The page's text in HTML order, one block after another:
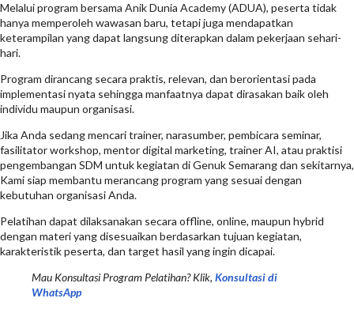
Melalui program bersama Anik Dunia Academy (ADUA), peserta tidak
hanya memperoleh wawasan baru, tetapi juga mendapatkan
keterampilan yang dapat langsung diterapkan dalam pekerjaan sehari-
hari.
Program dirancang secara praktis, relevan, dan berorientasi pada
implementasi nyata sehingga manfaatnya dapat dirasakan baik oleh
individu maupun organisasi.
Jika Anda sedang mencari trainer, narasumber, pembicara seminar,
fasilitator workshop, mentor digital marketing, trainer AI, atau praktisi
pengembangan SDM untuk kegiatan di Genuk Semarang dan sekitarnya,
Kami siap membantu merancang program yang sesuai dengan
kebutuhan organisasi Anda.
Pelatihan dapat dilaksanakan secara offline, online, maupun hybrid
dengan materi yang disesuaikan berdasarkan tujuan kegiatan,
karakteristik peserta, dan target hasil yang ingin dicapai.
Mau Konsultasi Program Pelatihan? Klik, Konsultasi di
WhatsApp